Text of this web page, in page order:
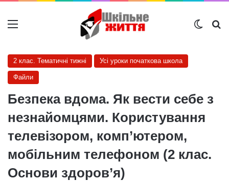
Меню
2 клас. Тематичні тижні Усі уроки початкова школа
Файли
Безпека вдома. Як вести себе з
незнайомцями. Користування
телевізором, комп’ютером,
мобільним телефоном (2 клас.
Основи здоров’я)